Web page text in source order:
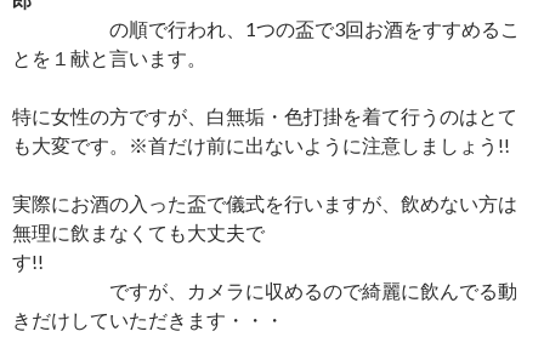
の順で行われ、1つの盃で3回お酒をすすめるこ
とを１献と言います。
特に女性の方ですが、白無垢・色打掛を着て行うのはとて
も大変です。※首だけ前に出ないように注意しましょう!!
実際にお酒の入った盃で儀式を行いますが、飲めない方は
無理に飲まなくても大丈夫で
す!!
ですが、カメラに収めるので綺麗に飲んでる動
きだけしていただきます・・・